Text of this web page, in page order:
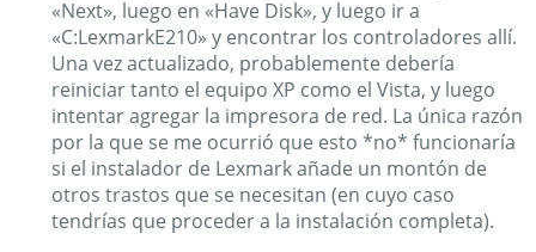
«Next», luego en «Have Disk», y luego ir a
«C:LexmarkE210» y encontrar los controladores allí.
Una vez actualizado, probablemente debería
reiniciar tanto el equipo XP como el Vista, y luego
intentar agregar la impresora de red. La única razón
por la que se me ocurrió que esto *no* funcionaría
si el instalador de Lexmark añade un montón de
otros trastos que se necesitan (en cuyo caso
tendrías que proceder a la instalación completa).